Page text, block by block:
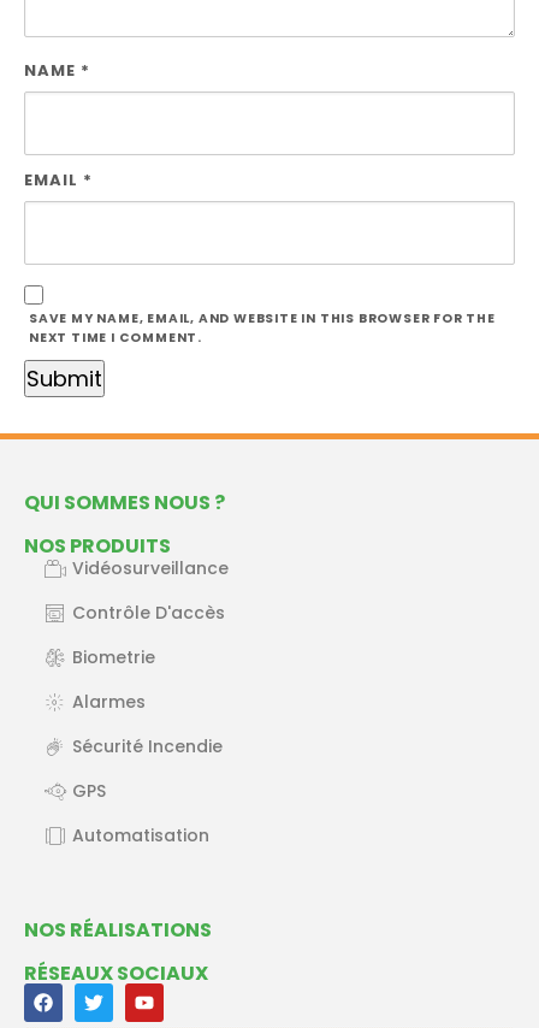
NAME *
EMAIL *
SAVE MY NAME, EMAIL, AND WEBSITE IN THIS BROWSER FOR THE
NEXT TIME I COMMENT.
QUI SOMMES NOUS ?
NOS PRODUITS
Vidéosurveillance
Contrôle D'accès
Biometrie
Alarmes
Sécurité Incendie
GPS
Automatisation
NOS RÉALISATIONS
RÉSEAUX SOCIAUX